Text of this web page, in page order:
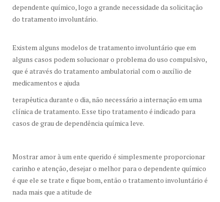
dependente químico, logo a grande necessidade da solicitação
do tratamento involuntário.
Existem alguns modelos de tratamento involuntário que em
alguns casos podem solucionar o problema do uso compulsivo,
que é através do tratamento ambulatorial com o auxílio de
medicamentos e ajuda
terapêutica durante o dia, não necessário a internação em uma
clínica de tratamento. Esse tipo tratamento é indicado para
casos de grau de dependência química leve.
Mostrar amor à um ente querido é simplesmente proporcionar
carinho e atenção, desejar o melhor para o dependente químico
é que ele se trate e fique bom, então o tratamento involuntário é
nada mais que a atitude de